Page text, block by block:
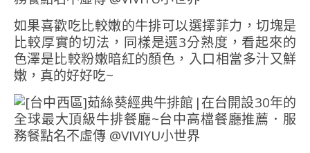
如果喜歡吃比較嫩的牛排可以選擇菲力，切塊是
比較厚實的切法，同樣是選3分熟度，看起來的
色澤是比較粉嫩暗紅的顏色，入口相當多汁又鮮
嫩，真的好好吃~